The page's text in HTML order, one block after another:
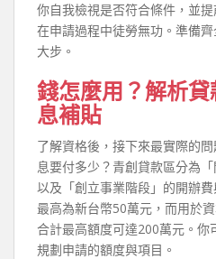
你自我檢視是否符合條件，並
在申請過程中徒勞無功。準備
大步。
錢怎麼用？解析貸
息補貼
了解資格後，接下來最實際的
息要付多少？青創貸款區分為
以及「創立事業階段」的開辦
最高為新台幣50萬元，而用於
合計最高額度可達200萬元。你
規劃申請的額度與項目。